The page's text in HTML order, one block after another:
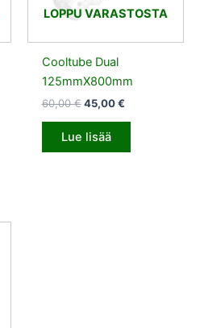
LOPPU VARASTOSTA
Cooltube Dual
125mmX800mm
60,00€ 45,00€
Lue lisää